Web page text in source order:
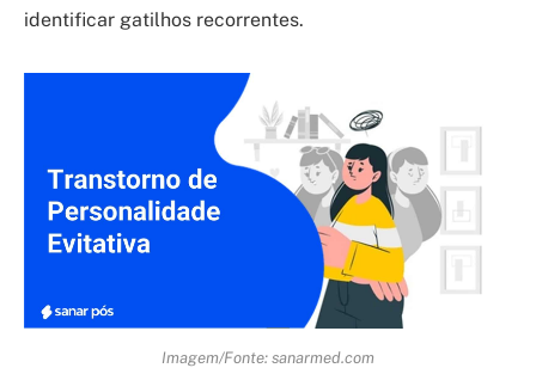
identificar gatilhos recorrentes.
Imagem/Fonte: sanarmed.com